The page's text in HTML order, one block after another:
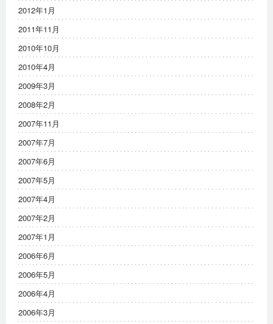
2012年1月
2011年11月
2010年10月
2010年4月
2009年3月
2008年2月
2007年11月
2007年7月
2007年6月
2007年5月
2007年4月
2007年2月
2007年1月
2006年6月
2006年5月
2006年4月
2006年3月